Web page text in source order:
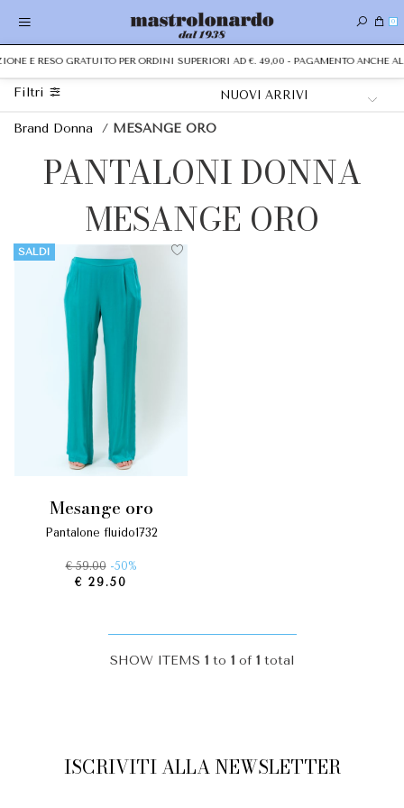
0
E RESO GRATUITO PER ORDINI SUPERIORI AD €. 49,00 - PAGAMENTO ANCHE
Filtri
Brand Donna / MESANGE ORO
PANTALONI DONNA
MESANGE ORO
SALDI
mesange oro
pantalone fluido1732
€ 59.00 -50%
€ 29.50
SHOW ITEMS 1 to 1 of 1 total
ISCRIVITI ALLA NEWSLETTER